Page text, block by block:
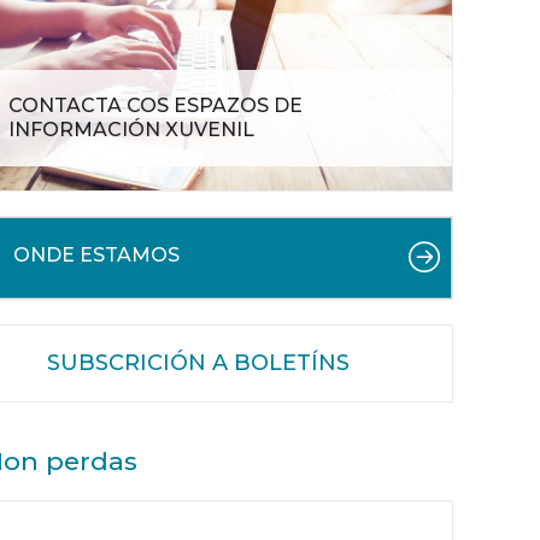
CONTACTA COS ESPAZOS DE
INFORMACIÓN XUVENIL
ONDE ESTAMOS
SUBSCRICIÓN A BOLETÍNS
perdas